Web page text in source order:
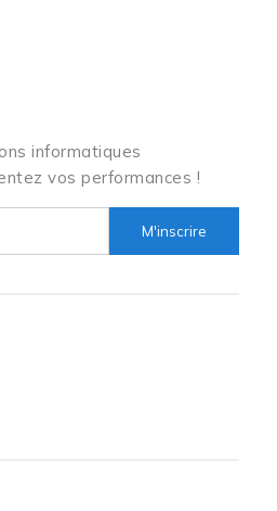
informatiques
vos performances !
M'inscrire